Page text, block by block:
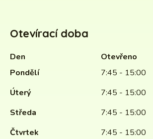
Otevírací doba
Den
Otevřeno
Pondělí
7:45 - 15:00
Úterý
7:45 - 15:00
Středa
7:45 - 15:00
Čtvrtek
7:45 - 15:00